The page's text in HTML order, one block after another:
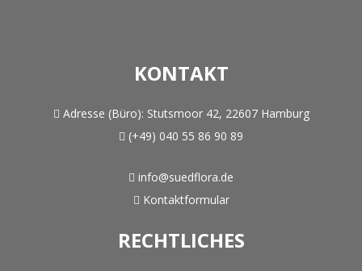
KONTAKT
Adresse (Büro): Stutsmoor 42, 22607 Hamburg
(+49) 040 55 86 90 89
info@suedflora.de
Kontaktformular
RECHTLICHES